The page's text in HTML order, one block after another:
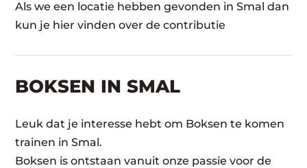
Als we een locatie hebben gevonden in Smal dan
kun je hier vinden over de contributie
BOKSEN IN SMAL
Leuk dat je interesse hebt om Boksen te komen
trainen in Smal.
Boksen is ontstaan vanuit onze passie voor de